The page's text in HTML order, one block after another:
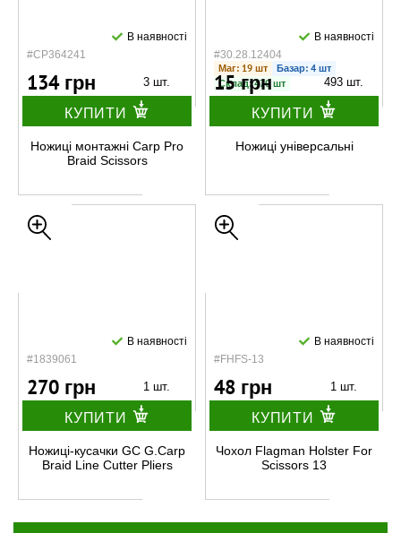
#CP364241
В наявності
134 грн 3 шт.
КУПИТИ
Ножиці монтажні Carp Pro
Braid Scissors
#30.28.12404
В наявності
Маг: 19 шт
Базар: 4 шт
Склад: 470 шт
15 грн 493 шт.
КУПИТИ
Ножиці універсальні
#1839061
В наявності
270 грн 1 шт.
КУПИТИ
Ножиці-кусачки GC G.Carp
Braid Line Cutter Pliers
#FHFS-13
В наявності
48 грн 1 шт.
КУПИТИ
Чохол Flagman Holster For
Scissors 13